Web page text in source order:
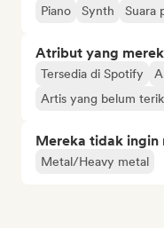
Piano
Synth Suara
Atribut yang
Tersedia di Spotify
Artis yang belum
Mereka tidak ingin
Metal/Heavy metal